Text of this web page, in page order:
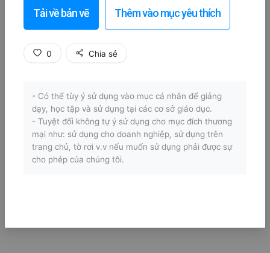
Tải về bản vẽ Thêm vào mục yêu thích
0 Chia sẻ
- Có thể tùy ý sử dụng vào mục cá nhân để giảng
dạy, học tập và sử dụng tại các cơ sở giáo dục.
- Tuyệt đối không tự ý sử dụng cho mục đích thương
mại như: sử dụng cho doanh nghiệp, sử dụng trên
trang chủ, tờ rơi v.v nếu muốn sử dụng phải được sự
cho phép của chúng tôi.